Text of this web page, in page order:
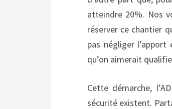
atteindre 20%. Nos
réserver ce chantier
pas négliger l’apport
qu’on aimerait
Cette démarche,
sécurité existent.